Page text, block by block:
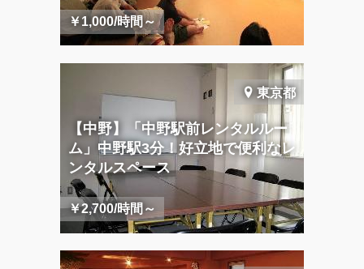
￥1,000/時間～
【中野】「中野駅前レンタルルー
ム」中野駅3分！好立地で便利なレ
ンタルスペース
￥2,700/時間～
東京都